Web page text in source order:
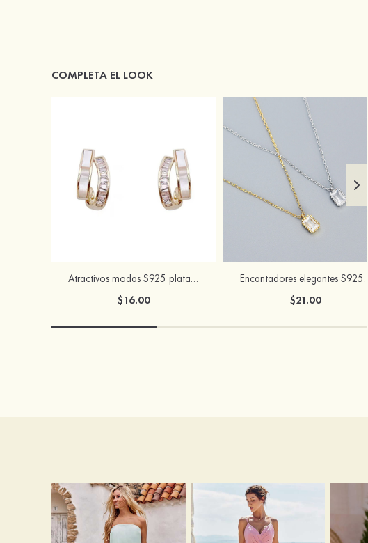
COMPLETA EL LOOK
Atractivos modas S925 plata circón pendientes
$16.00
Encantadores elegantes S925 plata circón collares
$21.00